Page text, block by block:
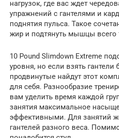
нагрузок, где вас ждет
упражнений с гантелями и
поднятия пульса. Такое
жир и подтянуть мышцы всего
10 Pound Slimdown Extreme
уровня, но если взять гантели
продвинутые найдут этот
для себя. Разнообразие
вам уделить время каждой
занятия максимальное
эффективными. Для занятий
гантелей разного веса.